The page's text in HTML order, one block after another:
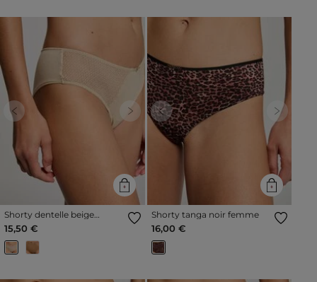
Previous Next
Shorty dentelle beige
femme
15,50 €
Previous Next
Shorty tanga noir femme
16,00 €